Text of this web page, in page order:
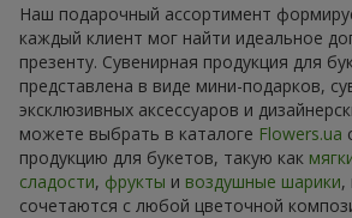
Наш подарочный ассортимент
каждый клиент мог найти идеальное
презенту. Сувенирная продукция для
представлена в виде мини-подарков,
эксклюзивных аксессуаров и
можете выбрать в каталоге Flowers.ua
продукцию для букетов, такую как
сладости, фрукты и воздушные шарики,
сочетаются с любой цветочной